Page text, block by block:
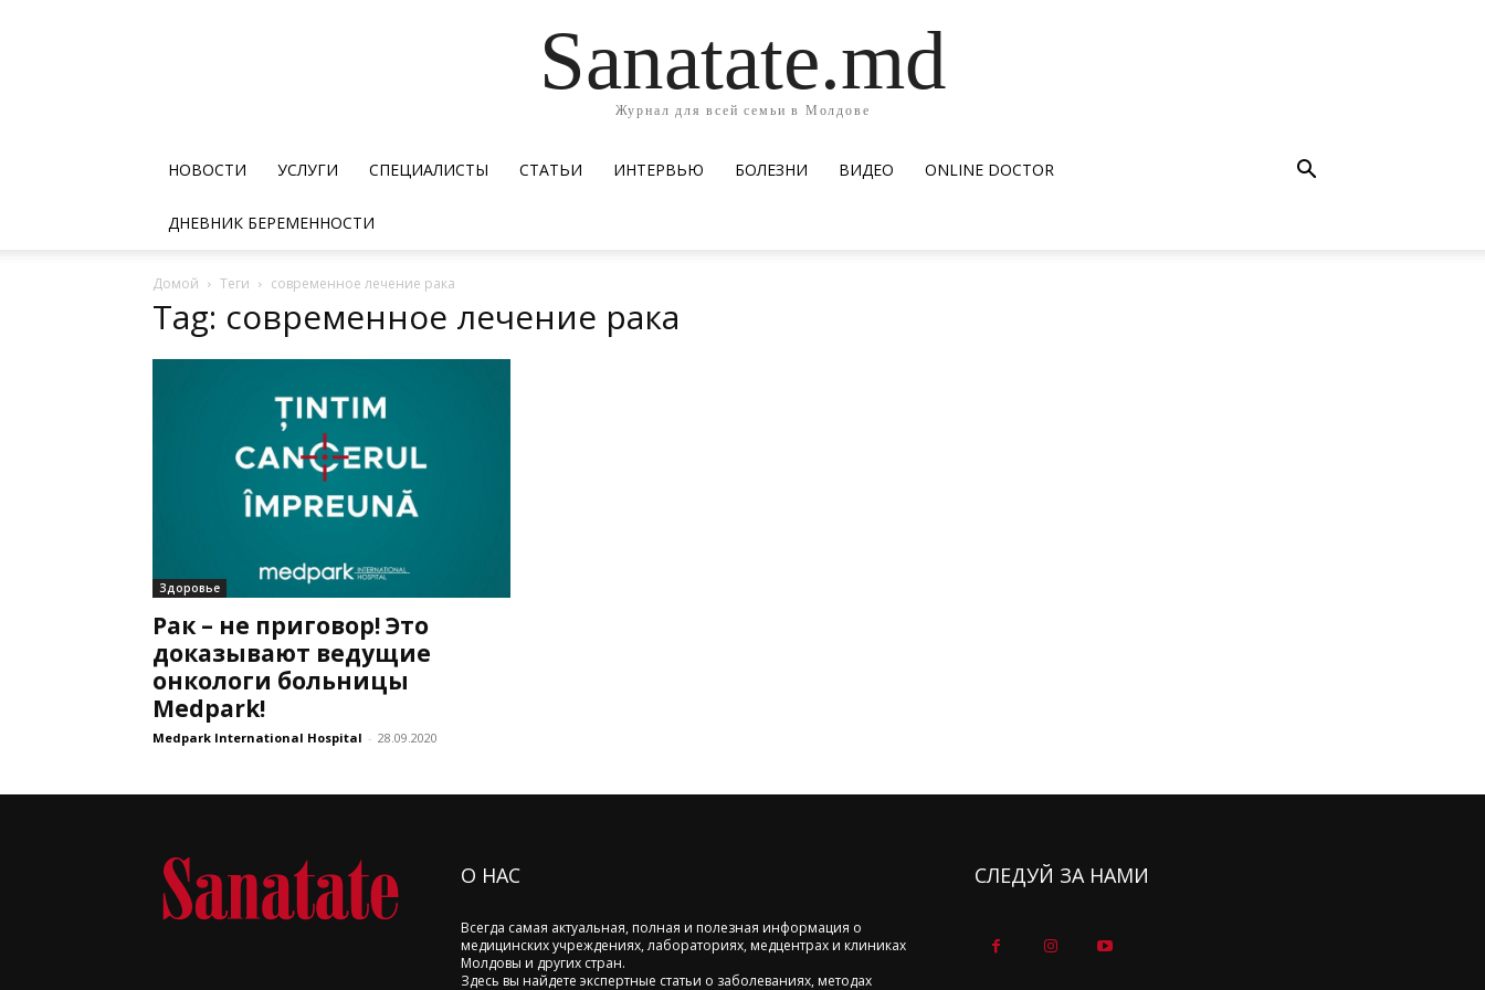
Sanatate.md
Журнал для всей семьи в Молдове
НОВОСТИ УСЛУГИ СПЕЦИАЛИСТЫ СТАТЬИ ИНТЕРВЬЮ БОЛЕЗНИ ВИДЕО ОNLINE DOCTOR
ДНЕВНИК БЕРЕМЕННОСТИ
Домой Теги современное лечение рака
Tag: современное лечение рака
Здоровье
Рак – не приговор! Это
доказывают ведущие
онкологи больницы
Medpark!
Medpark International Hospital - 28.09.2020
О НАС
Всегда самая актуальная, полная и полезная информация о
медицинских учреждениях, лабораториях, медцентрах и клиниках
Молдовы и других стран.
Здесь вы найдете экспертные статьи о заболеваниях, методах
СЛЕДУЙ ЗА НАМИ